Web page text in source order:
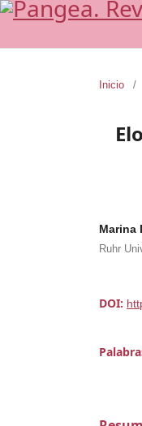
Inicio /
Marina
Ruhr
DOI: